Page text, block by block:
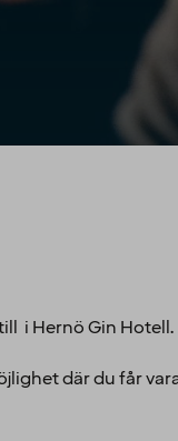
i Hernö Gin Hotell.
där du får